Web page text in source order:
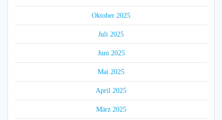
Oktober 2025
Juli 2025
Juni 2025
Mai 2025
April 2025
März 2025